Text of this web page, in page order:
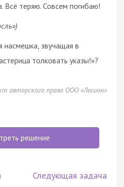
Всё теряю. Совсем погибаю!
насмешка, звучащая в
толковать указы!»?
авторского права ООО «Легион»
решение
Следующая задача